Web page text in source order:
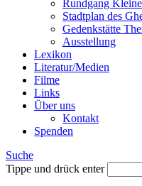
Rundgang
Stadtplan des
Gedenkstätte
Ausstellung
Lexikon
Literatur/Medien
Filme
Links
Über uns
Kontakt
Spenden
Suche
Tippe und drück enter